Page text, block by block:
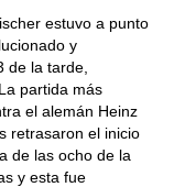
estuvo a punto
y
de la tarde,
partida más
el alemán Heinz
retrasaron el inicio
de las ocho de la
y esta fue